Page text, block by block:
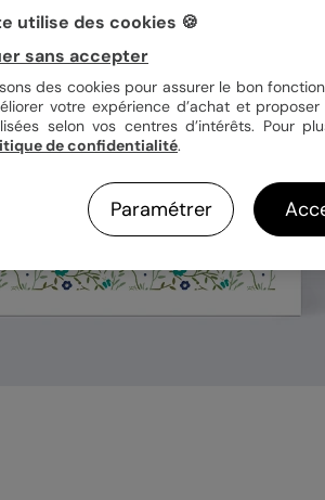
utilise des cookies 🍪
sans accepter
des cookies pour assurer le bon
votre expérience d’achat et
selon vos centres d’intérêts. Pour
de confidentialité.
Paramétrer